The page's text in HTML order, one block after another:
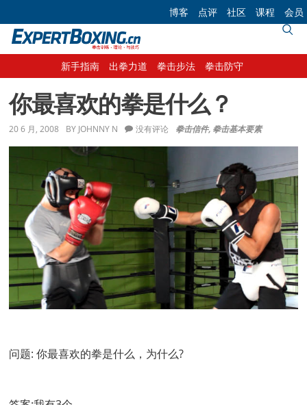
to
primary
to
main
to
primary
to
footer
博客 点评 社区 课程 会员
新手指南 出拳力道 拳击步法 拳击防守
你最喜欢的拳是什么？
20 6 月, 2008 BY JOHNNY N 拳击信件, 拳击基本要素
没有评论
问题: 你最喜欢的拳是什么，为什么?